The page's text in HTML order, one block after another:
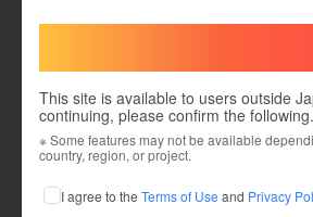
This site is available to users outside
continuing, please confirm the following.
※ Some features may not be available
country, region, or project.
I agree to the Terms of Use and Privacy
田に力会
これまでに1回支援して1件のプロジェクトを